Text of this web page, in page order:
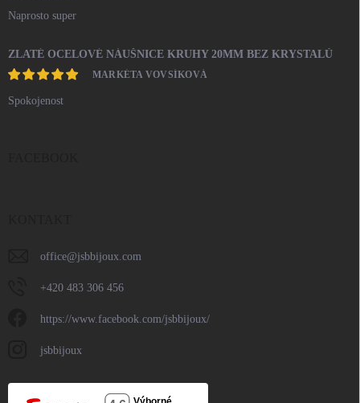
Naprosto super
ZLATÉ OCELOVÉ NÁUŠNICE KRUHY 20MM BEZ KRYSTALŮ
MARKÉTA VOVSÍKOVÁ
Spokojenost
office@jsbbijoux.com
+420 483 306 456
https://www.facebook.com/jsbbijoux/
jsbbijoux